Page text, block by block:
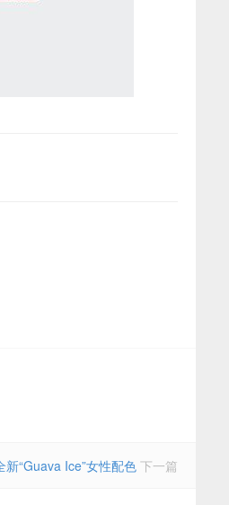
“Guava Ice”女性配色 下一篇